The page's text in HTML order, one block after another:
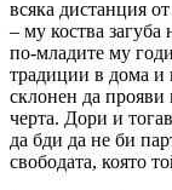
всяка дистанция
– му коства загуба
по-младите му
традиции в дома
склонен да прояви
черта. Дори и
да бди да не би
свободата, която